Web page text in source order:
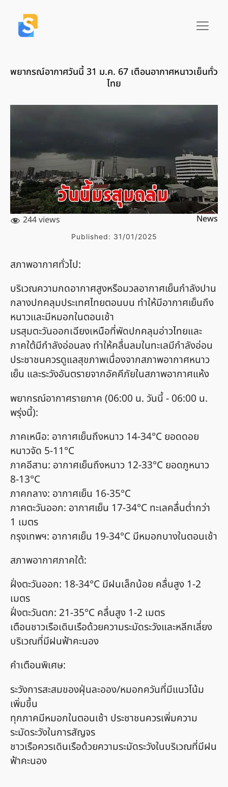
พยากรณ์อากาศวันนี้ 31 ม.ค. 67 เตือนอากาศหนาวเย็นทั่ว
ไทย
244 views News
Published: 31/01/2025
สภาพอากาศทั่วไป:
บริเวณความกดอากาศสูงหรือมวลอากาศเย็นกำลังปาน
กลางปกคลุมประเทศไทยตอนบน ทำให้มีอากาศเย็นถึง
หนาวและมีหมอกในตอนเช้า
มรสุมตะวันออกเฉียงเหนือที่พัดปกคลุมอ่าวไทยและ
ภาคใต้มีกำลังอ่อนลง ทำให้คลื่นลมในทะเลมีกำลังอ่อน
ประชาชนควรดูแลสุขภาพเนื่องจากสภาพอากาศหนาว
เย็น และระวังอันตรายจากอัคคีภัยในสภาพอากาศแห้ง
พยากรณ์อากาศรายภาค (06:00 น. วันนี้ - 06:00 น.
พรุ่งนี้):
ภาคเหนือ: อากาศเย็นถึงหนาว 14-34°C ยอดดอย
หนาวจัด 5-11°C
ภาคอีสาน: อากาศเย็นถึงหนาว 12-33°C ยอดภูหนาว
8-13°C
ภาคกลาง: อากาศเย็น 16-35°C
ภาคตะวันออก: อากาศเย็น 17-34°C ทะเลคลื่นต่ำกว่า
1 เมตร
กรุงเทพฯ: อากาศเย็น 19-34°C มีหมอกบางในตอนเช้า
สภาพอากาศภาคใต้:
ฝั่งตะวันออก: 18-34°C มีฝนเล็กน้อย คลื่นสูง 1-2
เมตร
ฝั่งตะวันตก: 21-35°C คลื่นสูง 1-2 เมตร
เตือนชาวเรือเดินเรือด้วยความระมัดระวังและหลีกเลี่ยง
บริเวณที่มีฝนฟ้าคะนอง
คำเตือนพิเศษ:
ระวังการสะสมของฝุ่นละออง/หมอกควันที่มีแนวโน้ม
เพิ่มขึ้น
ทุกภาคมีหมอกในตอนเช้า ประชาชนควรเพิ่มความ
ระมัดระวังในการสัญจร
ชาวเรือควรเดินเรือด้วยความระมัดระวังในบริเวณที่มีฝน
ฟ้าคะนอง